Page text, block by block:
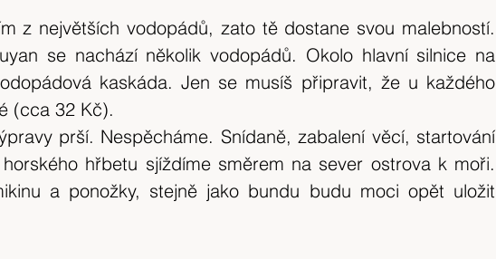
z největších vodopádů, zato tě dostane svou malebností.
se nachází několik vodopádů. Okolo hlavní silnice na
kaskáda. Jen se musíš připravit, že u každého
(cca 32 Kč).
prší. Nespěcháme. Snídaně, zabalení věcí, startování
hřbetu sjíždíme směrem na sever ostrova k moři.
a ponožky, stejně jako bundu budu moci opět uložit